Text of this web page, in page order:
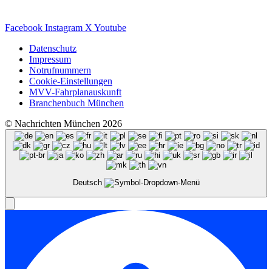
Facebook Instagram X Youtube
Datenschutz
Impressum
Notrufnummern
Cookie-Einstellungen
MVV-Fahrplanauskunft
Branchenbuch München
© Nachrichten München 2026
Deutsch